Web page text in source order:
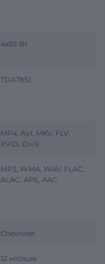
4х55 Вт
TDA7851
MP4, AVI, MKV, FLV,
XVID, DivX
MP3, WMA, WAV, FLAC,
ALAC, APE, AAC
Chevrolet
12 місяців